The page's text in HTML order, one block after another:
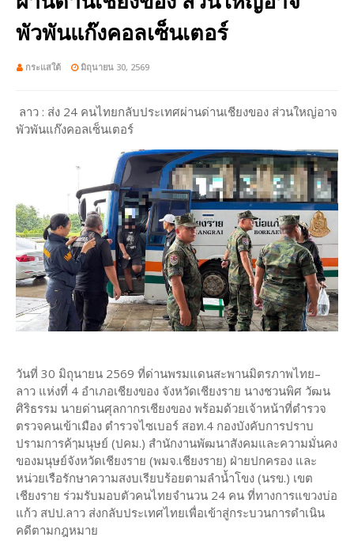
พัวพันแก๊งคอลเซ็นเตอร์
กระแสใต้ มิถุนายน 30, 2569
ลาว : ส่ง 24 คนไทยกลับประเทศผ่านด่านเชียงของ ส่วนใหญ่อาจ
พัวพันแก๊งคอลเซ็นเตอร์
วันที่ 30 มิถุนายน 2569 ที่ด่านพรมแดนสะพานมิตรภาพไทย–
ลาว แห่งที่ 4 อำเภอเชียงของ จังหวัดเชียงราย นางชวนพิศ วัฒน
ศิริธรรม นายด่านศุลกากรเชียงของ พร้อมด้วยเจ้าหน้าที่ตำรวจ
ตรวจคนเข้าเมือง ตำรวจไซเบอร์ สอท.4 กองบังคับการปราบ
ปรามการค้ๅมนุษย์ (ปคม.) สำนักงานพัฒนาสังคมและความมั่นคง
ของมนุษย์จังหวัดเชียงราย (พมจ.เชียงราย) ฝ่ายปกครอง และ
หน่วยเรือรักษาความสงบเรียบร้อยตามลำน้ำโขง (นรข.) เขต
เชียงราย ร่วมรับมอบตัวคนไทยจำนวน 24 คน ที่ทางการแขวงบ่อ
แก้ว สปป.ลาว ส่งกลับประเทศไทยเพื่อเข้าสู่กระบวนการดำเนิน
คดีตามกฎหมาย